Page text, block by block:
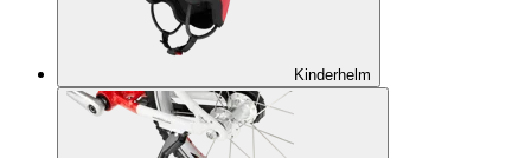
Kinderhelm